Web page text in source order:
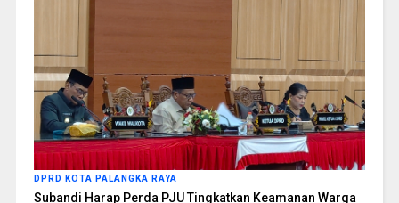
DPRD KOTA PALANGKA RAYA
Subandi Harap Perda PJU Tingkatkan Keamanan Warga